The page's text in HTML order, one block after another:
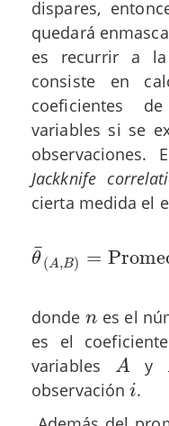
dispares,
quedará
es recurrir a la
consiste en
coeficientes
variables si se
observaciones.
Jackknife
cierta medida el
θ
¯(A,B) =
θ ¯(A ,B)=
donden
n es el
es el
variables A
A y
observacióni
i.